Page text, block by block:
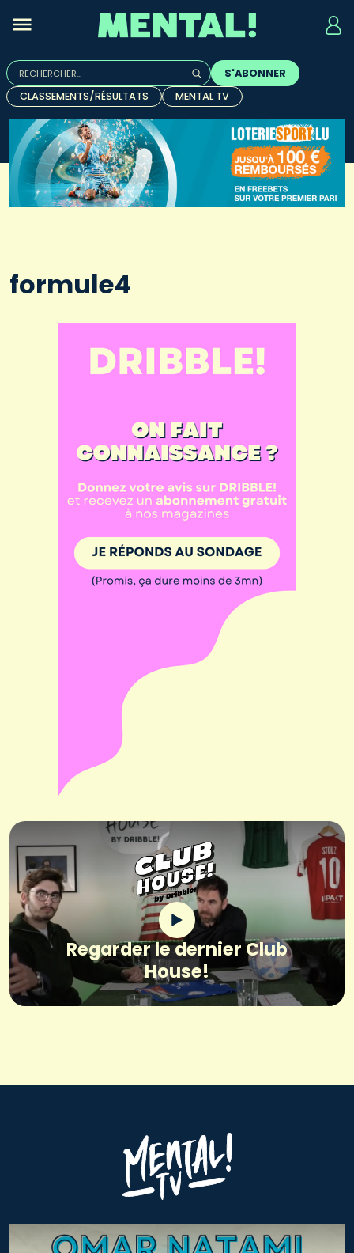
Rechercher :
Quand les résultats de l'auto-complétion sont
S'ABONNER
CLASSEMENTS/RÉSULTATS
MENTAL TV
formule4
Regarder le dernier Club
House!